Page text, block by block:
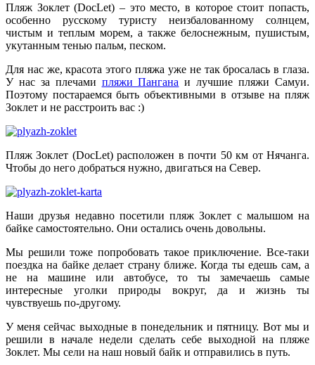
Пляж Зоклет (DocLet) – это место, в которое стоит попасть,
особенно русскому туристу неизбалованному солнцем,
чистым и теплым морем, а также белоснежным, пушистым,
укутанным тенью пальм, песком.
Для нас же, красота этого пляжа уже не так бросалась в глаза.
У нас за плечами пляжи Пангана и лучшие пляжи Самуи.
Поэтому постараемся быть объективными в отзыве на пляж
Зоклет и не расстроить вас :)
Пляж Зоклет (DocLet) расположен в почти 50 км от Нячанга.
Чтобы до него добраться нужно, двигаться на Север.
Наши друзья недавно посетили пляж Зоклет с малышом на
байке самостоятельно. Они остались очень довольны.
Мы решили тоже попробовать такое приключение. Все-таки
поездка на байке делает страну ближе. Когда ты едешь сам, а
не на машине или автобусе, то ты замечаешь самые
интересные уголки природы вокруг, да и жизнь ты
чувствуешь по-другому.
У меня сейчас выходные в понедельник и пятницу. Вот мы и
решили в начале недели сделать себе выходной на пляже
Зоклет. Мы сели на наш новый байк и отправились в путь.